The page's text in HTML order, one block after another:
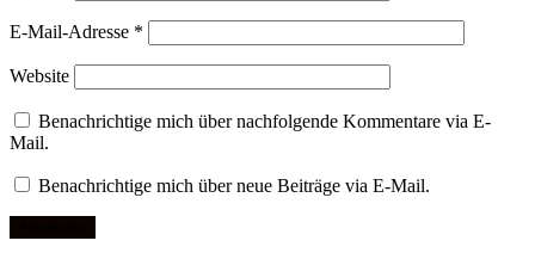
E-Mail-Adresse *
Website
Benachrichtige mich über nachfolgende Kommentare via E-
Mail.
Benachrichtige mich über neue Beiträge via E-Mail.